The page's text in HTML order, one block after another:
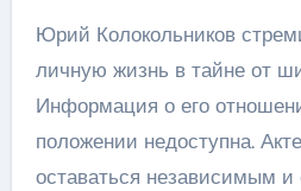
Юрий Колокольников
личную жизнь в тайне от
Информация о его
положении недоступна.
оставаться независимым и